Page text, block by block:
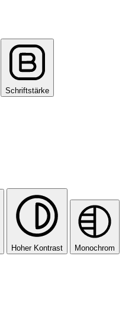
Schriftstärke
Hoher Kontrast Monochrom